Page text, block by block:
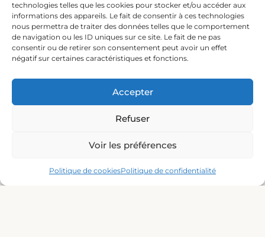
technologies telles que les cookies pour stocker et/ou accéder aux
informations des appareils. Le fait de consentir à ces technologies
nous permettra de traiter des données telles que le comportement
de navigation ou les ID uniques sur ce site. Le fait de ne pas
consentir ou de retirer son consentement peut avoir un effet
négatif sur certaines caractéristiques et fonctions.
Accepter
Refuser
Voir les préférences
Politique de cookiesPolitique de confidentialité
Soirée privée
EVJF/EVG
Équipement
Blog
Notre adresse